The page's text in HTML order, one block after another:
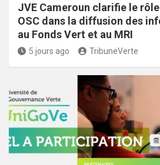
JVE Cameroun clarifie le
OSC dans la diffusion des
au Fonds Vert et au MRI
5 jours ago TribuneVerte